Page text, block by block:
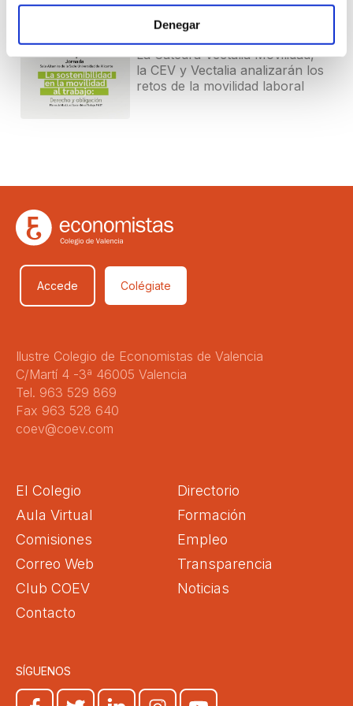
Denegar
27 JULIO 2026
La Cátedra Vectalia Movilidad,
la CEV y Vectalia analizarán los
retos de la movilidad laboral
Accede Colégiate
Ilustre Colegio de Economistas de Valencia
C/Martí 4 -3ª 46005 Valencia
Tel. 963 529 869
Fax 963 528 640
coev@coev.com
El Colegio
Directorio
Aula Virtual
Formación
Comisiones
Empleo
Correo Web
Transparencia
Club COEV
Noticias
Contacto
SÍGUENOS